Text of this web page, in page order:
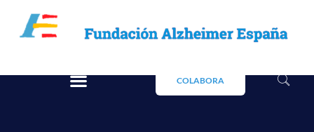
COLABORA